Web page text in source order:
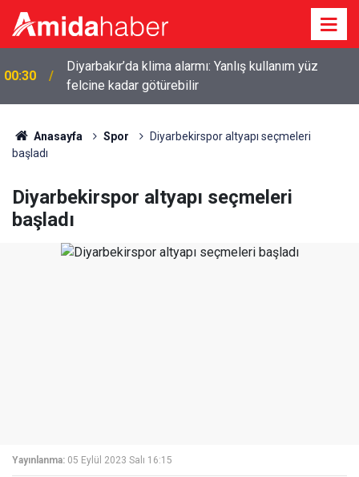
00:30
Diyarbakır’da klima alarmı: Yanlış kullanım yüz
felcine kadar götürebilir
Anasayfa Spor
Diyarbekirspor altyapı seçmeleri
başladı
Diyarbekirspor altyapı seçmeleri
başladı
Yayınlanma: 05 Eylül 2023 Salı 16:15